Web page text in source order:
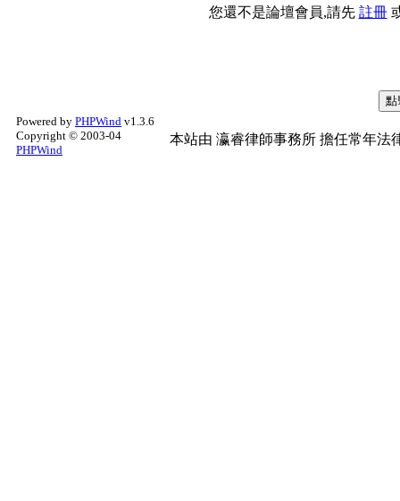
您還不是論壇會員,請先 註冊
Powered by PHPWind v1.3.6
Copyright © 2003-04
PHPWind
本站由 瀛睿律師事務所 擔任常年法